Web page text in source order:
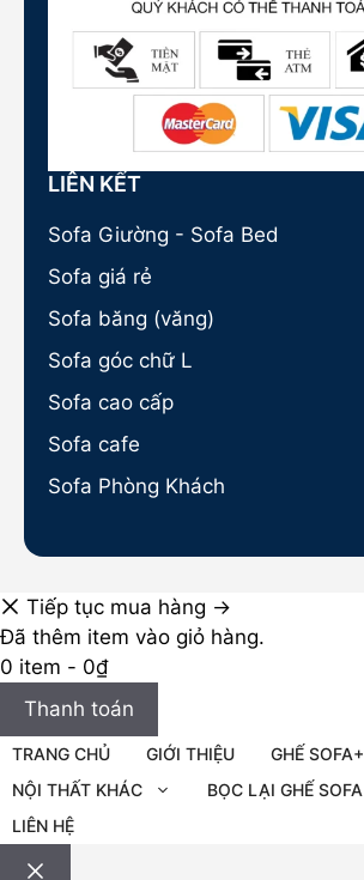
LIÊN KẾT
Sofa Giường - Sofa Bed
Sofa giá rẻ
Sofa băng (văng)
Sofa góc chữ L
Sofa cao cấp
Sofa cafe
Sofa Phòng Khách
Tiếp tục mua hàng →
Đã thêm item vào giỏ hàng.
0 item - 0₫
Thanh toán
TRANG CHỦ GIỚI THIỆU GHẾ SOFA+
NỘI THẤT KHÁC
BỌC LẠI GHẾ SOFA
LIÊN HỆ